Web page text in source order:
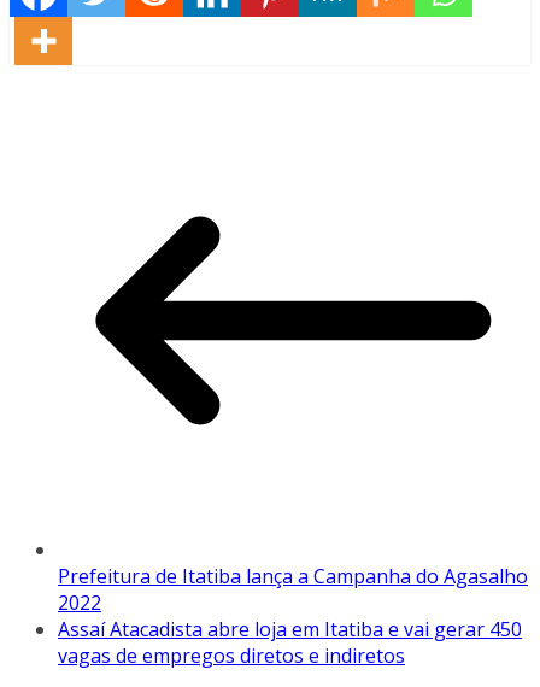
Prefeitura de Itatiba lança a Campanha do Agasalho
2022
Assaí Atacadista abre loja em Itatiba e vai gerar 450
vagas de empregos diretos e indiretos